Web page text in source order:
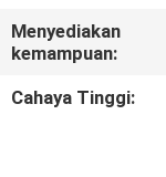
BERITA
KASUS
Menyediakan
kemampuan:
Cahaya Tinggi: